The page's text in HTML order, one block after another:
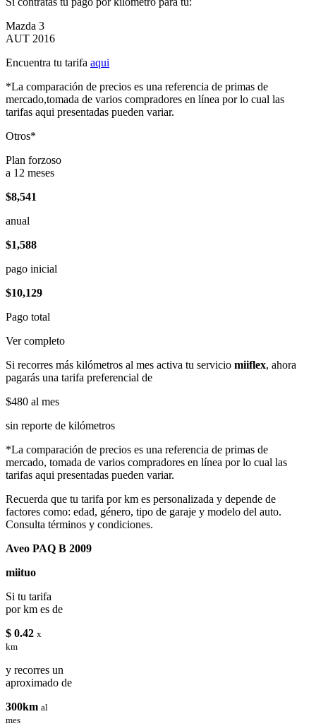
Mazda 3
AUT 2016
Encuentra tu tarifa aqui
*La comparación de precios es una referencia de primas de
mercado,tomada de varios compradores en línea por lo cual las
tarifas aqui presentadas pueden variar.
Otros*
Plan forzoso
a 12 meses
$8,541
anual
$1,588
pago inicial
$10,129
Pago total
Ver completo
Si recorres más kilómetros al mes activa tu servicio miiflex, ahora
pagarás una tarifa preferencial de
$480 al mes
sin reporte de kilómetros
*La comparación de precios es una referencia de primas de
mercado, tomada de varios compradores en línea por lo cual las
tarifas aqui presentadas pueden variar.
Recuerda que tu tarifa por km es personalizada y depende de
factores como: edad, género, tipo de garaje y modelo del auto.
Consulta términos y condiciones.
Aveo PAQ B 2009
miituo
Si tu tarifa
por km es de
$ 0.42 x
km
y recorres un
aproximado de
300km al
mes